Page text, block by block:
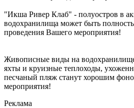
"Икша Ривер Клаб" - полуостров в
водохранилища может быть
проведения Вашего мероприятия!
Живописные виды на
яхты и круизные теплоходы,
песчаный пляж станут хорошим
мероприятия!
Реклама